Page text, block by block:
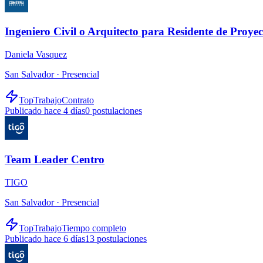
Ingeniero Civil o Arquitecto para Residente de
Daniela Vasquez
San Salvador · Presencial
TopTrabajoContrato
Publicado hace 4 días0 postulaciones
Team Leader Centro
TIGO
San Salvador · Presencial
TopTrabajoTiempo completo
Publicado hace 6 días13 postulaciones